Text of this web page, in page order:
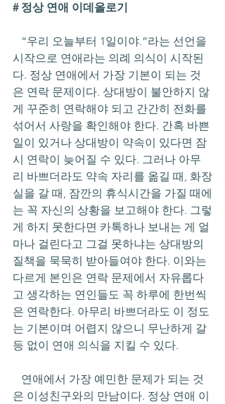
# 정상 연애 이데올로기
시작으로 연애라는 의례 의식이 시작된
다. 정상 연애에서 가장 기본이 되는 것
은 연락 문제이다. 상대방이 불안하지 않
게 꾸준히 연락해야 되고 간간히 전화를
섞어서 사랑을 확인해야 한다. 간혹 바쁜
일이 있거나 상대방이 약속이 있다면 잠
시 연락이 늦어질 수 있다. 그러나 아무
리 바쁘더라도 약속 자리를 옮길 때, 화장
실을 갈 때, 잠깐의 휴식시간을 가질 때에
는 꼭 자신의 상황을 보고해야 한다. 그렇
게 하지 못한다면 카톡하나 보내는 게 얼
마나 걸린다고 그걸 못하냐는 상대방의
질책을 묵묵히 받아들여야 한다. 이와는
다르게 본인은 연락 문제에서 자유롭다
고 생각하는 연인들도 꼭 하루에 한번씩
은 연락한다. 아무리 바쁘더라도 이 정도
는 기본이며 어렵지 않으니 무난하게 갈
등 없이 연애 의식을 지킬 수 있다.
은 이성친구와의 만남이다. 정상 연애 이